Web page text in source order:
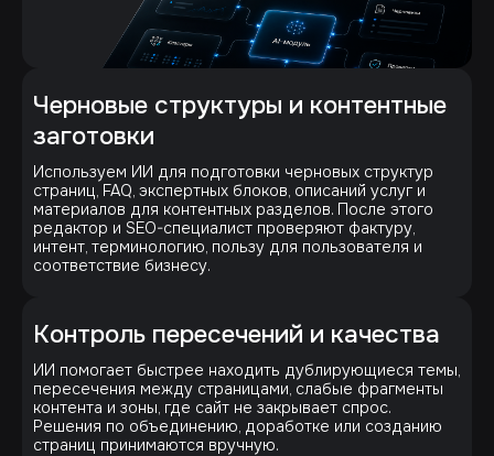
Черновые структуры и контентные
заготовки
Используем ИИ для подготовки черновых структур
страниц, FAQ, экспертных блоков, описаний услуг и
материалов для контентных разделов. После этого
редактор и SEO-специалист проверяют фактуру,
интент, терминологию, пользу для пользователя и
соответствие бизнесу.
Контроль пересечений и качества
ИИ помогает быстрее находить дублирующиеся темы,
пересечения между страницами, слабые фрагменты
контента и зоны, где сайт не закрывает спрос.
Решения по объединению, доработке или созданию
страниц принимаются вручную.